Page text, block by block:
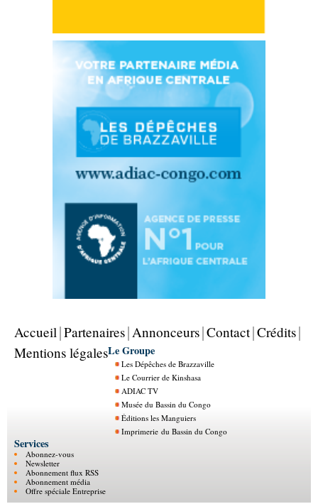
Accueil Partenaires Annonceurs Contact Crédits
Mentions légalesLe Groupe
Les Dépêches de Brazzaville
Le Courrier de Kinshasa
ADIAC TV
Musée du Bassin du Congo
Éditions les Manguiers
Imprimerie du Bassin du Congo
Services
Abonnez-vous
Newsletter
Abonnement flux RSS
Abonnement média
Offre spéciale Entreprise